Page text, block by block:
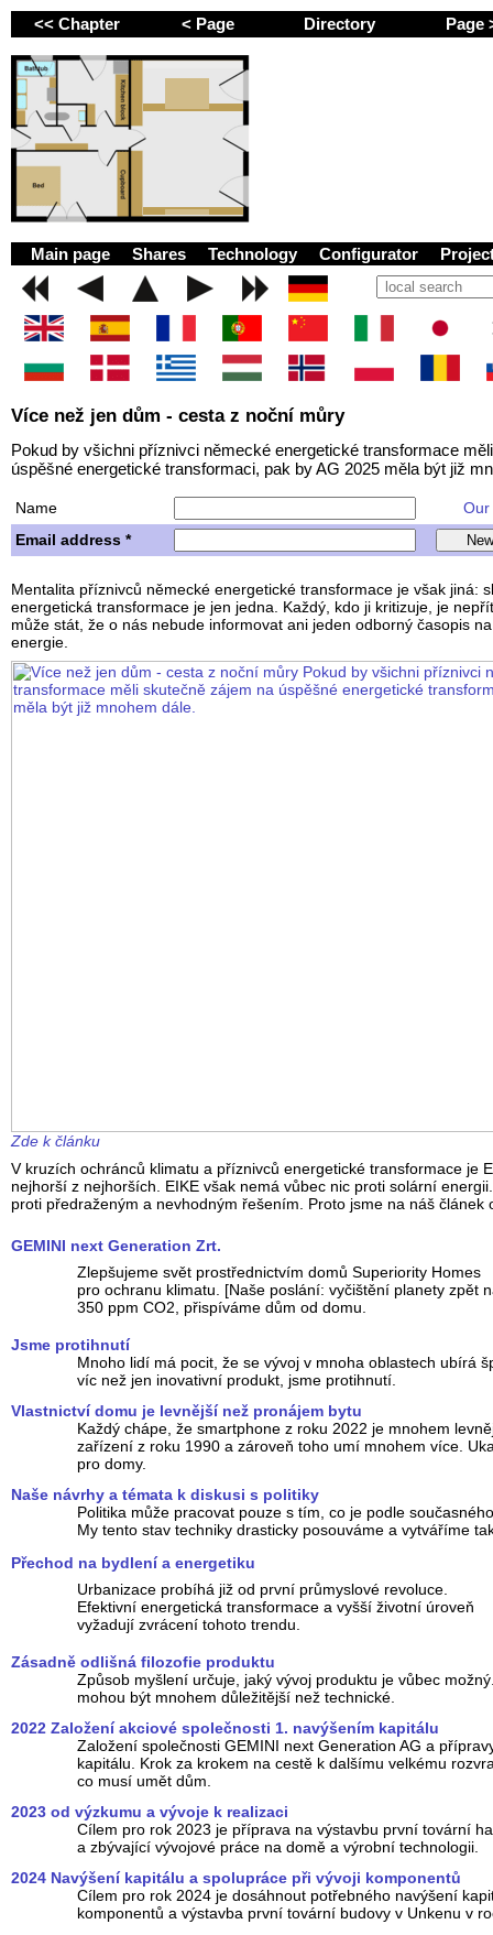
Více než jen dům - cesta z noční můry
Pokud by všichni příznivci německé energetické transformace
úspěšné energetické transformaci, pak by AG 2025 měla být již
Name
Our
Email address *
Mentalita příznivců německé energetické transformace je však jiná:
energetická transformace je jen jedna. Každý, kdo ji kritizuje, je
může stát, že o nás nebude informovat ani jeden odborný časopis
energie.
Zde k článku
V kruzích ochránců klimatu a příznivců energetické transformace je
nejhorší z nejhorších. EIKE však nemá vůbec nic proti solární
proti předraženým a nevhodným řešením. Proto jsme na náš článek
<< Chapter < Page Directory
Main page Shares Technology Configurator
GEMINI next Generation Zrt.
Zlepšujeme svět prostřednictvím domů Superiority Homes
pro ochranu klimatu. [Naše poslání: vyčištění planety zpět
350 ppm CO2, přispíváme dům od domu.
Jsme protihnutí
Mnoho lidí má pocit, že se vývoj v mnoha oblastech ubírá
víc než jen inovativní produkt, jsme protihnutí.
Vlastnictví domu je levnější než pronájem bytu
Každý chápe, že smartphone z roku 2022 je mnohem
zařízení z roku 1990 a zároveň toho umí mnohem více.
pro domy.
Naše návrhy a témata k diskusi s politiky
Politika může pracovat pouze s tím, co je podle
My tento stav techniky drasticky posouváme a vytváříme
Přechod na bydlení a energetiku
Urbanizace probíhá již od první průmyslové revoluce.
Efektivní energetická transformace a vyšší životní úroveň
vyžadují zvrácení tohoto trendu.
Zásadně odlišná filozofie produktu
Způsob myšlení určuje, jaký vývoj produktu je vůbec
mohou být mnohem důležitější než technické.
2022 Založení akciové společnosti 1. navýšením kapitálu
Založení společnosti GEMINI next Generation AG a
kapitálu. Krok za krokem na cestě k dalšímu velkému
co musí umět dům.
2023 od výzkumu a vývoje k realizaci
Cílem pro rok 2023 je příprava na výstavbu první tovární
a zbývající vývojové práce na domě a výrobní technologii.
2024 Navýšení kapitálu a spolupráce při vývoji komponentů
Cílem pro rok 2024 je dosáhnout potřebného navýšení
komponentů a výstavba první tovární budovy v Unkenu v